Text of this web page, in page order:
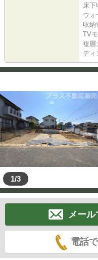
床下
ウォ
収納
TV
複層
ディ
1/3
メー
電話